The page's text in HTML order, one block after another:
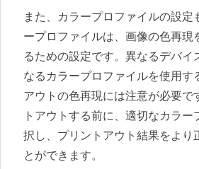
また、カラープロファイルの設定
ープロファイルは、画像の色再現
るための設定です。異なるデバイ
なるカラープロファイルを使用す
アウトの色再現には注意が必要で
トアウトする前に、適切なカラー
択し、プリントアウト結果をより
とができます。